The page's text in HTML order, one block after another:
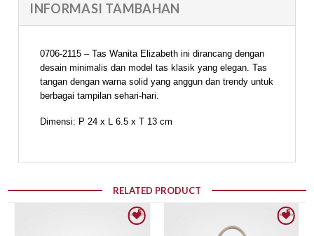
INFORMASI TAMBAHAN
0706-2115 – Tas Wanita Elizabeth ini dirancang dengan
desain minimalis dan model tas klasik yang elegan. Tas
tangan dengan warna solid yang anggun dan trendy untuk
berbagai tampilan sehari-hari.
Dimensi: P 24 x L 6.5 x T 13 cm
RELATED PRODUCT
Add to wishlist